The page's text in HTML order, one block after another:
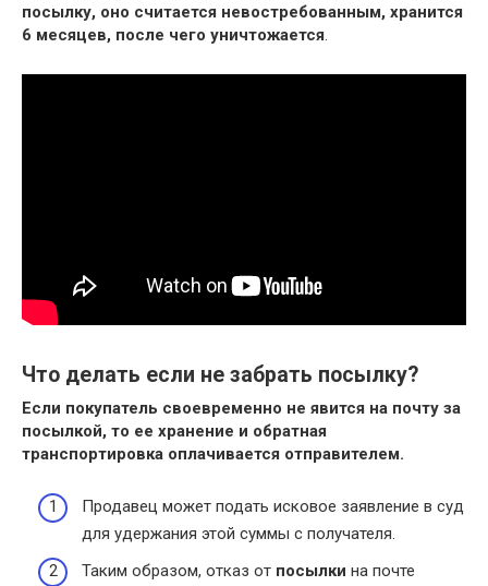
посылку, оно считается невостребованным, хранится
6 месяцев, после чего уничтожается.
Что делать если не забрать посылку?
Если покупатель своевременно не явится на почту за
посылкой, то ее хранение и обратная
транспортировка оплачивается отправителем.
Продавец может подать исковое заявление в суд
для удержания этой суммы с получателя.
Таким образом, отказ от посылки на почте